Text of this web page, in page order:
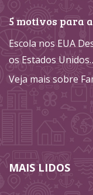
5 motivos para
Escola nos EUA
os Estados
Veja mais sobre
MAIS LIDOS